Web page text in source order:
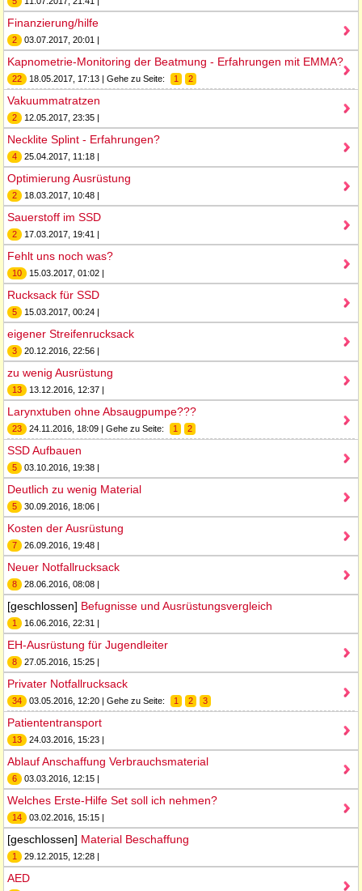
Finanzierung/hilfe
2 03.07.2017, 20:01 |
Kapnometrie-Monitoring der Beatmung - Erfahrungen mit EMMA?
22 18.05.2017, 17:13 | Gehe zu Seite: 1 2
Vakuummatratzen
2 12.05.2017, 23:35 |
Necklite Splint - Erfahrungen?
4 25.04.2017, 11:18 |
Optimierung Ausrüstung
2 18.03.2017, 10:48 |
Sauerstoff im SSD
2 17.03.2017, 19:41 |
Fehlt uns noch was?
10 15.03.2017, 01:02 |
Rucksack für SSD
5 15.03.2017, 00:24 |
eigener Streifenrucksack
3 20.12.2016, 22:56 |
zu wenig Ausrüstung
13 13.12.2016, 12:37 |
Larynxtuben ohne Absaugpumpe???
23 24.11.2016, 18:09 | Gehe zu Seite: 1 2
SSD Aufbauen
5 03.10.2016, 19:38 |
Deutlich zu wenig Material
5 30.09.2016, 18:06 |
Kosten der Ausrüstung
7 26.09.2016, 19:48 |
Neuer Notfallrucksack
8 28.06.2016, 08:08 |
[geschlossen] Befugnisse und Ausrüstungsvergleich
1 16.06.2016, 22:31 |
EH-Ausrüstung für Jugendleiter
8 27.05.2016, 15:25 |
Privater Notfallrucksack
34 03.05.2016, 12:20 | Gehe zu Seite: 1 2 3
Patiententransport
13 24.03.2016, 15:23 |
Ablauf Anschaffung Verbrauchsmaterial
6 03.03.2016, 12:15 |
Welches Erste-Hilfe Set soll ich nehmen?
14 03.02.2016, 15:15 |
[geschlossen] Material Beschaffung
1 29.12.2015, 12:28 |
AED